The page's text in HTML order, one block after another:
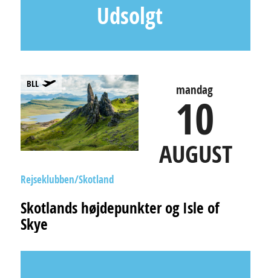
Udsolgt
BLL mandag
10
AUGUST
Rejseklubben Skotland
Skotlands højdepunkter og Isle of
Skye